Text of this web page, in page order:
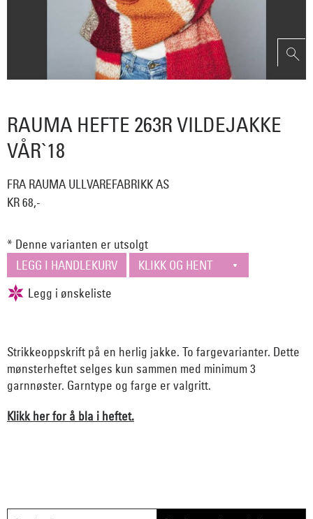
RAUMA HEFTE 263R VILDEJAKKE
VÅR`18
FRA RAUMA ULLVAREFABRIKK AS
KR 68,-
* Denne varianten er utsolgt
Strikkeoppskrift på en herlig jakke. To fargevarianter. Dette
mønsterheftet selges kun sammen med minimum 3
garnnøster. Garntype og farge er valgritt.
Klikk her for å bla i heftet.